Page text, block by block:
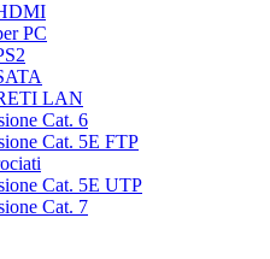
PC
LAN
Cat. 6
Cat. 5E FTP
Cat. 5E UTP
Cat. 7